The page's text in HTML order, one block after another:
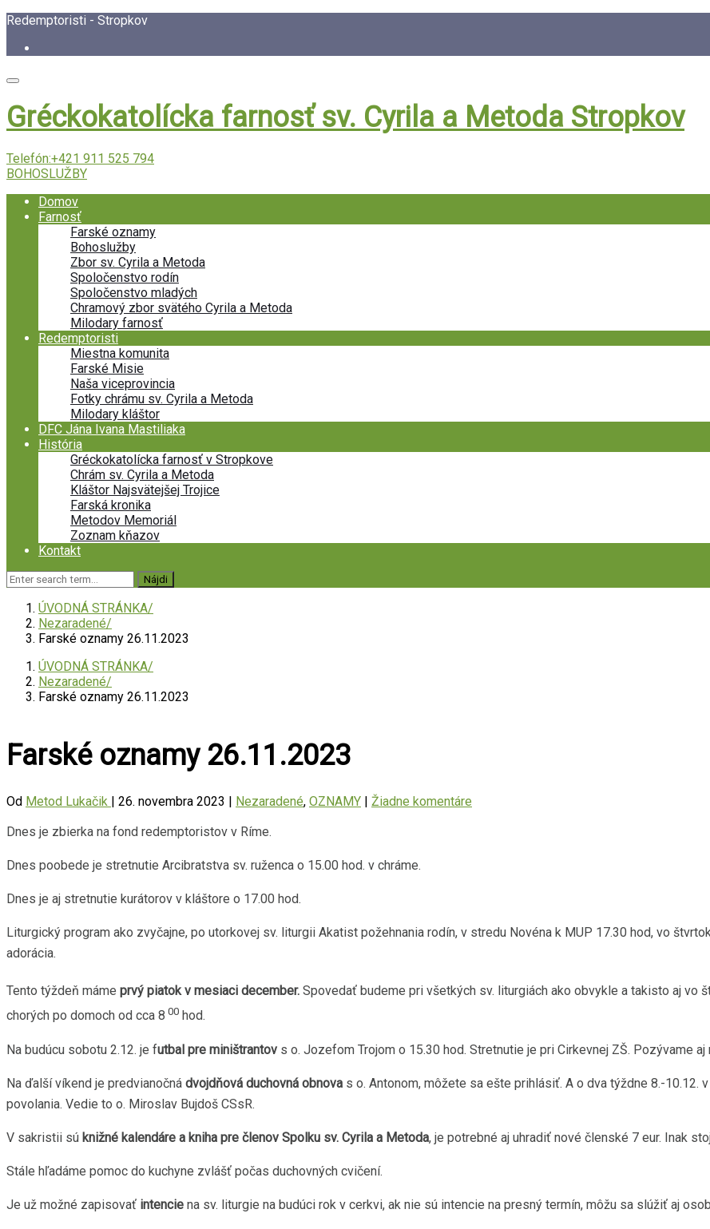
Redemptoristi - Stropkov
Gréckokatolícka farnosť sv. Cyrila a Metoda Stropkov
Telefón:+421 911 525 794
BOHOSLUŽBY
Domov
Farnosť
Farské oznamy
Bohoslužby
Zbor sv. Cyrila a Metoda
Spoločenstvo rodín
Spoločenstvo mladých
Chramový zbor svätého Cyrila a Metoda
Milodary farnosť
Redemptoristi
Miestna komunita
Farské Misie
Naša viceprovincia
Fotky chrámu sv. Cyrila a Metoda
Milodary kláštor
DFC Jána Ivana Mastiliaka
História
Gréckokatolícka farnosť v Stropkove
Chrám sv. Cyrila a Metoda
Kláštor Najsvätejšej Trojice
Farská kronika
Metodov Memoriál
Zoznam kňazov
Kontakt
ÚVODNÁ STRÁNKA
Nezaradené
Farské oznamy 26.11.2023
ÚVODNÁ STRÁNKA
Nezaradené
Farské oznamy 26.11.2023
Farské oznamy 26.11.2023
Od Metod Lukačik | 26. novembra 2023 | Nezaradené, OZNAMY | Žiadne komentáre
Dnes je zbierka na fond redemptoristov v Ríme.
Dnes poobede je stretnutie Arcibratstva sv. ruženca o 15.00 hod. v chráme.
Dnes je aj stretnutie kurátorov v kláštore o 17.00 hod.
Liturgický program ako zvyčajne, po utorkovej sv. liturgii Akatist požehnania rodín, v stredu Novéna k MUP 17.30 hod, vo
adorácia.
Tento týždeň máme prvý piatok v mesiaci december. Spovedať budeme pri všetkých sv. liturgiách ako obvykle a takisto aj vo
chorých po domoch od cca 8 00 hod.
Na budúcu sobotu 2.12. je futbal pre miništrantov s o. Jozefom Trojom o 15.30 hod. Stretnutie je pri Cirkevnej ZŠ. Pozývame
Na ďalší víkend je predvianočná dvojdňová duchovná obnova s o. Antonom, môžete sa ešte prihlásiť. A o dva týždne 8.-10.12.
povolania. Vedie to o. Miroslav Bujdoš CSsR.
V sakristii sú knižné kalendáre a kniha pre členov Spolku sv. Cyrila a Metoda, je potrebné aj uhradiť nové členské 7 eur. Inak
Stále hľadáme pomoc do kuchyne zvlášť počas duchovných cvičení.
Je už možné zapisovať intencie na sv. liturgie na budúci rok v cerkvi, ak nie sú intencie na presný termín, môžu sa slúžiť aj